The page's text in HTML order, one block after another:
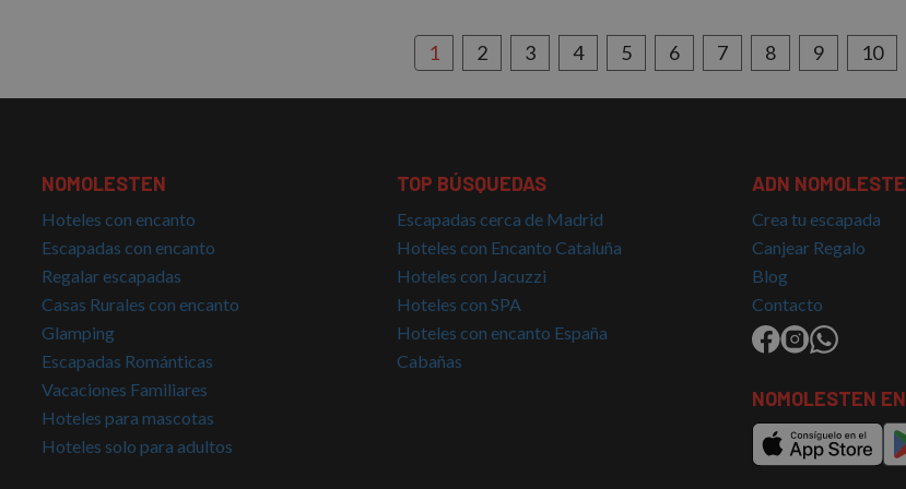
1 2 3 4 5 6 7 8 9 10
NOMOLESTEN
Hoteles con encanto
Escapadas con encanto
Regalar escapadas
Casas Rurales con encanto
Glamping
Escapadas Románticas
Vacaciones Familiares
Hoteles para mascotas
Hoteles solo para adultos
TOP BÚSQUEDAS
Escapadas cerca de Madrid
Hoteles con Encanto Cataluña
Hoteles con Jacuzzi
Hoteles con SPA
Hoteles con encanto España
Cabañas
ADN
Crea tu escapada
Canjear Regalo
Blog
Contacto
NOMOLESTEN
final haya visto antes de visitar dicho sitio